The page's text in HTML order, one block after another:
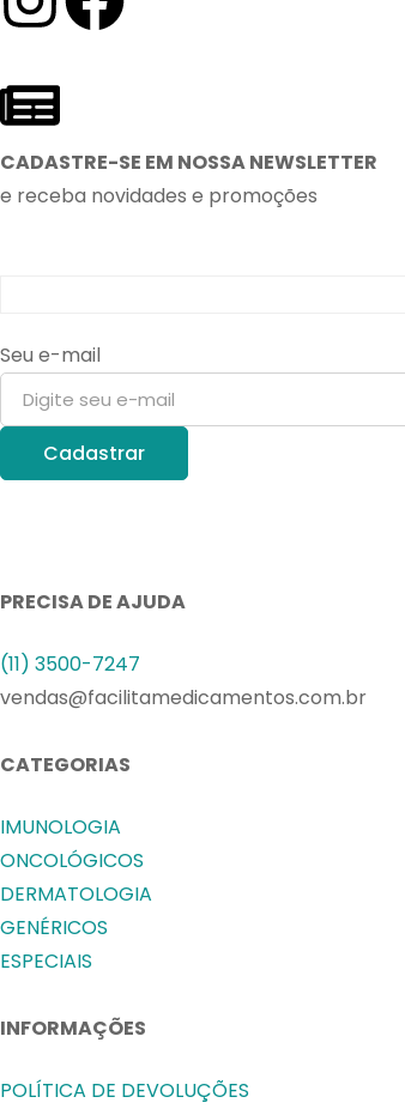
CADASTRE-SE EM NOSSA NEWSLETTER
e receba novidades e promoções
Seu e-mail
PRECISA DE AJUDA
(11) 3500-7247
vendas@facilitamedicamentos.com.br
CATEGORIAS
IMUNOLOGIA
ONCOLÓGICOS
DERMATOLOGIA
GENÉRICOS
ESPECIAIS
INFORMAÇÕES
POLÍTICA DE DEVOLUÇÕES